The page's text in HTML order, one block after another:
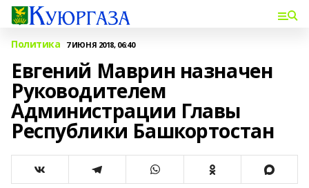
Политика 7 ИЮНЯ 2018, 06:40
Евгений Маврин назначен
Руководителем
Администрации Главы
Республики Башкортостан